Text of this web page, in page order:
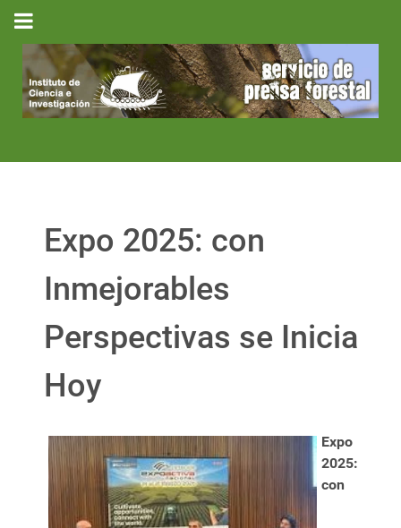
Expo 2025: con
Inmejorables
Perspectivas se Inicia
Hoy
Expo
2025:
con